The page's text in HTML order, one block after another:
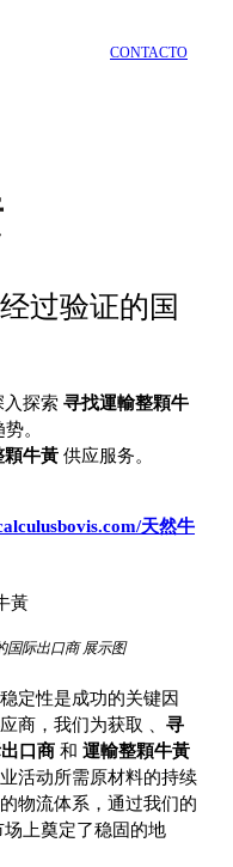
CONTACTO
过验证的国
入探索 寻找運輸整顆牛
。
顆牛黃 供应服务。
天然牛
国际出口商 展示图
定性是成功的关键因
商，我们为获取
寻
口商 和 運輸整顆牛黃
活动所需原材料的持续
物流体系，通过我们的
上奠定了稳固的地